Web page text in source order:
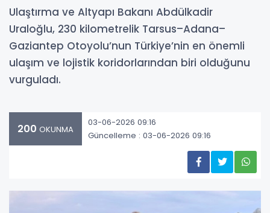
Ulaştırma ve Altyapı Bakanı Abdülkadir
Uraloğlu, 230 kilometrelik Tarsus–Adana–
Gaziantep Otoyolu’nun Türkiye’nin en önemli
ulaşım ve lojistik koridorlarından biri olduğunu
vurguladı.
200 OKUNMA
03-06-2026 09:16
Güncelleme : 03-06-2026 09:16